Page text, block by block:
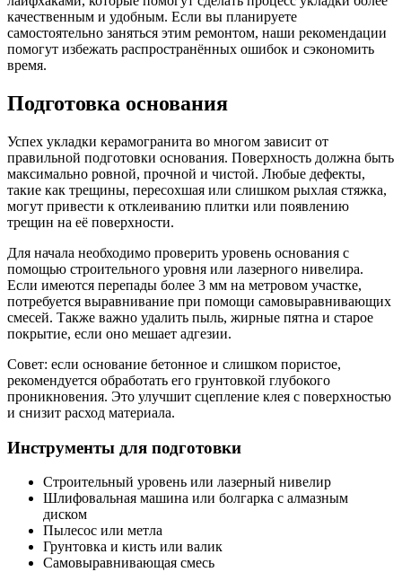
качественным и удобным. Если вы планируете
самостоятельно заняться этим ремонтом, наши рекомендации
помогут избежать распространённых ошибок и сэкономить
время.
Подготовка основания
Успех укладки керамогранита во многом зависит от
правильной подготовки основания. Поверхность должна быть
максимально ровной, прочной и чистой. Любые дефекты,
такие как трещины, пересохшая или слишком рыхлая стяжка,
могут привести к отклеиванию плитки или появлению
трещин на её поверхности.
Для начала необходимо проверить уровень основания с
помощью строительного уровня или лазерного нивелира.
Если имеются перепады более 3 мм на метровом участке,
потребуется выравнивание при помощи самовыравнивающих
смесей. Также важно удалить пыль, жирные пятна и старое
покрытие, если оно мешает адгезии.
Совет: если основание бетонное и слишком пористое,
рекомендуется обработать его грунтовкой глубокого
проникновения. Это улучшит сцепление клея с поверхностью
и снизит расход материала.
Инструменты для подготовки
Строительный уровень или лазерный нивелир
Шлифовальная машина или болгарка с алмазным
диском
Пылесос или метла
Грунтовка и кисть или валик
Самовыравнивающая смесь